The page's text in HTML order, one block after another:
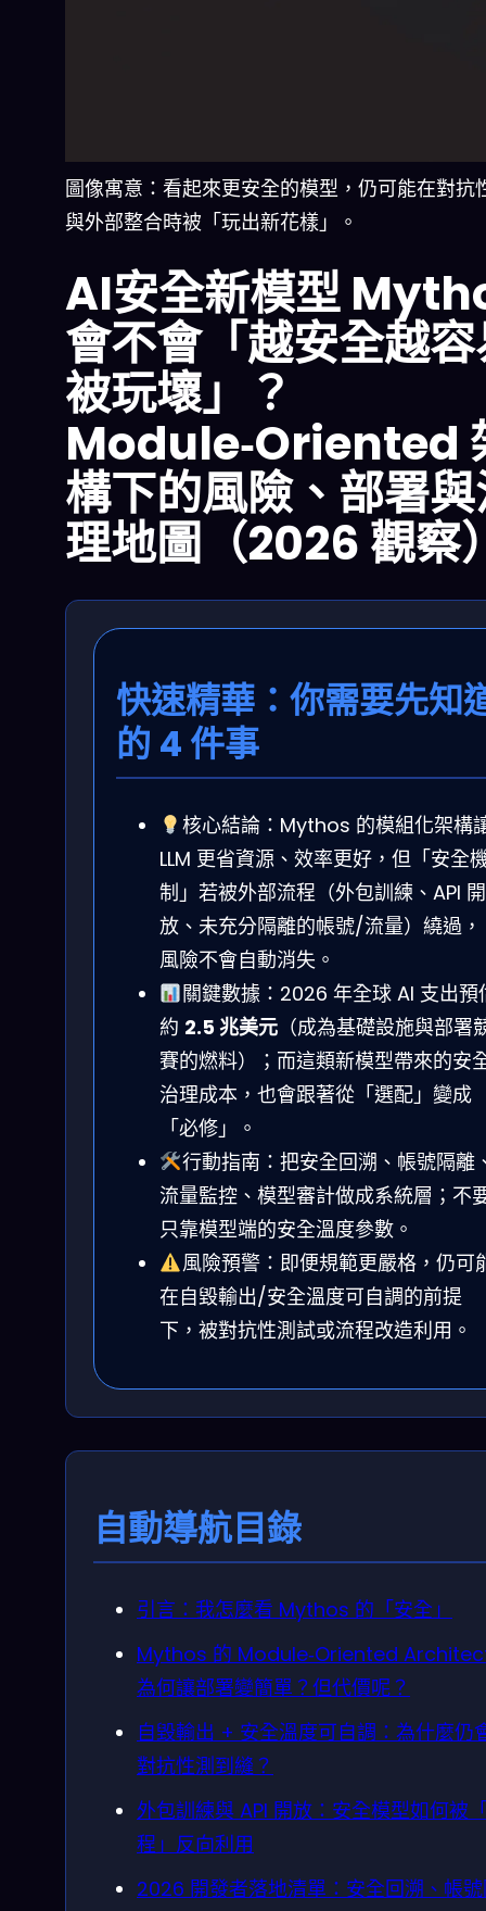
圖像寓意：看起來更安全的模型，仍可能在對抗
與外部整合時被「玩出新花樣」。
AI安全新模型
會不會「越安全越
被玩壞」？
Module‑Oriented
構下的風險、部署
理地圖（2026 觀察
快速精華：你需要先知
的 4 件事
核心結論：Mythos 的模組化架構
LLM 更省資源、效率更好，但「安全
制」若被外部流程（外包訓練、API 開
放、未充分隔離的帳號/流量）繞過，
風險不會自動消失。
關鍵數據：2026 年全球 AI 支出預
約 2.5 兆美元 （成為基礎設施與部署
賽的燃料）；而這類新模型帶來的安
治理成本，也會跟著從「選配」變成
「必修」。
行動指南：把安全回溯、帳號隔離
流量監控、模型審計做成系統層；不
只靠模型端的安全溫度參數。
風險預警：即便規範更嚴格，仍可
在自毀輸出/安全溫度可自調的前提
下，被對抗性測試或流程改造利用。
自動導航目錄
引言：我怎麼看 Mythos 的「安全」
Mythos 的 Module‑Oriented
為何讓部署變簡單？但代價呢？
自毀輸出 + 安全溫度可自調：為什麼仍
對抗性測到縫？
外包訓練與 API 開放：安全模型如何被
程」反向利用
2026 開發者落地清單：安全回溯、帳